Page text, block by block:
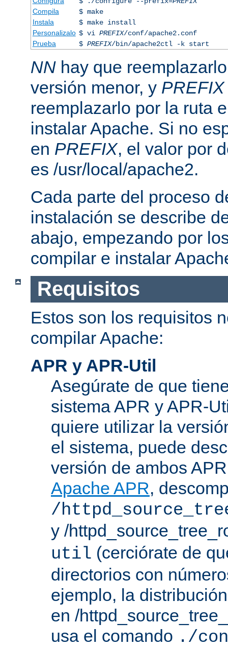
Compila
$ make
Instala
$ make install
Personalizalo $ vi PREFIX/conf/apache2.conf
Prueba
$ PREFIX/bin/apache2ctl -k start
NN hay que
versión menor, y PREFIX
reemplazarlo por la ruta
instalar Apache. Si no
en PREFIX, el valor por
es /usr/local/apache2.
Cada parte del proceso
instalación se describe
abajo, empezando por
compilar e instalar
Requisitos
Estos son los requisitos
compilar Apache:
APR y APR-Util
Asegúrate de que
sistema APR y APR-
quiere utilizar la
el sistema, puede
versión de ambos
Apache APR,
/
y /
util (cerciórate de
directorios con
ejemplo, la
en /
usa el comando ./